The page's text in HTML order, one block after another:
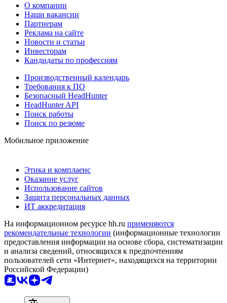
О компании
Наши вакансии
Партнерам
Реклама на сайте
Новости и статьи
Инвесторам
Кандидаты по профессиям
Производственный календарь
Требования к ПО
Безопасный HeadHunter
HeadHunter API
Поиск работы
Поиск по резюме
Мобильное приложение
Этика и комплаенс
Оказание услуг
Использование сайтов
Защита персональных данных
ИТ аккредитация
На информационном ресурсе hh.ru применяются
рекомендательные технологии (информационные технологии
предоставления информации на основе сбора, систематизации
и анализа сведений, относящихся к предпочтениям
пользователей сети «Интернет», находящихся на территории
Российской Федерации)